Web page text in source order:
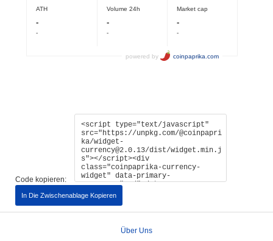
Code kopieren:
In Die Zwischenablage Kopieren
Über Uns